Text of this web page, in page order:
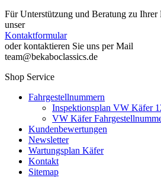
Für Unterstützung und Beratung zu Ihrer
unser
Kontaktformular
oder kontaktieren Sie uns per Mail
team@bekaboclassics.de
Shop Service
Fahrgestellnummern
Inspektionsplan VW Käfer
VW Käfer
Kundenbewertungen
Newsletter
Wartungsplan Käfer
Kontakt
Sitemap